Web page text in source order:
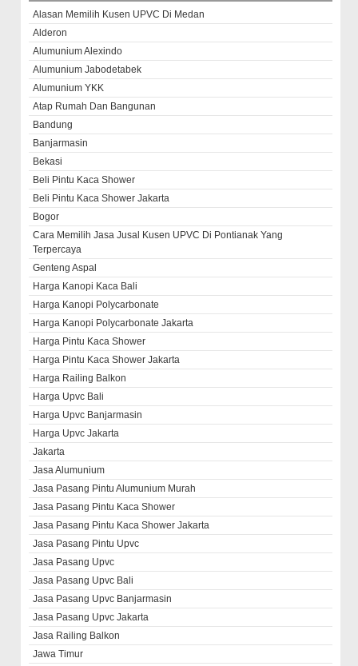
Alasan Memilih Kusen UPVC Di Medan
Alderon
Alumunium Alexindo
Alumunium Jabodetabek
Alumunium YKK
Atap Rumah Dan Bangunan
Bandung
Banjarmasin
Bekasi
Beli Pintu Kaca Shower
Beli Pintu Kaca Shower Jakarta
Bogor
Cara Memilih Jasa Jusal Kusen UPVC Di Pontianak Yang
Terpercaya
Genteng Aspal
Harga Kanopi Kaca Bali
Harga Kanopi Polycarbonate
Harga Kanopi Polycarbonate Jakarta
Harga Pintu Kaca Shower
Harga Pintu Kaca Shower Jakarta
Harga Railing Balkon
Harga Upvc Bali
Harga Upvc Banjarmasin
Harga Upvc Jakarta
Jakarta
Jasa Alumunium
Jasa Pasang Pintu Alumunium Murah
Jasa Pasang Pintu Kaca Shower
Jasa Pasang Pintu Kaca Shower Jakarta
Jasa Pasang Pintu Upvc
Jasa Pasang Upvc
Jasa Pasang Upvc Bali
Jasa Pasang Upvc Banjarmasin
Jasa Pasang Upvc Jakarta
Jasa Railing Balkon
Jawa Timur